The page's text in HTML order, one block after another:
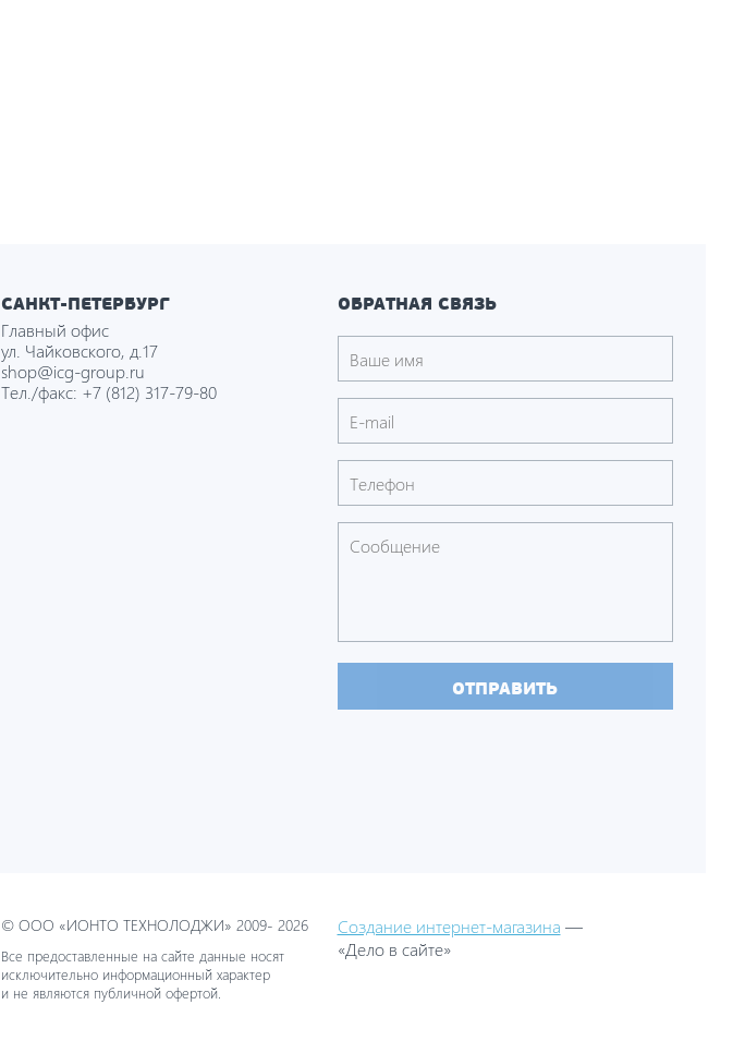
САНКТ-ПЕТЕРБУРГ
Главный офис
ул. Чайковского, д.17
shop@icg-group.ru
Тел./факс: +7 (812) 317-79-80
ОБРАТНАЯ СВЯЗЬ
ОТПРАВИТЬ
© ООО «ИОНТО ТЕХНОЛОДЖИ» 2009- 2026
Все предоставленные на сайте данные носят
исключительно информационный характер
и не являются публичной офертой.
Создание интернет-магазина —
«Дело в сайте»